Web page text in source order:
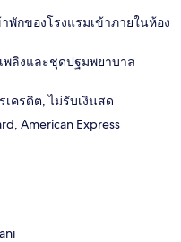
กของโรงแรมเข้าภายในห้อง
พลิงและชุดปฐมพยาบาล
ครดิต, ไม่รับเงินสด
American Express